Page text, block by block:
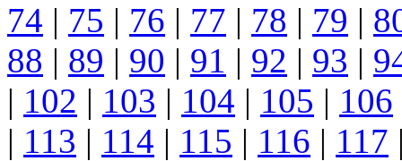
74 | 75 | 76 | 77 | 78 | 79 |
88 | 89 | 90 | 91 | 92 | 93 |
| 102 | 103 | 104 | 105 | 106
| 113 | 114 | 115 | 116 | 117